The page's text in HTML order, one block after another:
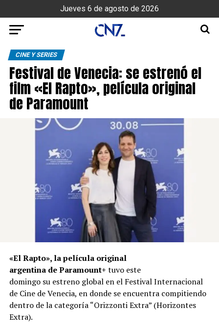
Jueves 6 de agosto de 2026
CINE Y SERIES
Festival de Venecia: se estrenó el
film «El Rapto», película original
de Paramount
«El Rapto», la película original
argentina de Paramount+ tuvo este
domingo su estreno global en el Festival Internacional
de Cine de Venecia, en donde se encuentra compitiendo
dentro de la categoría “Orizzonti Extra” (Horizontes
Extra).